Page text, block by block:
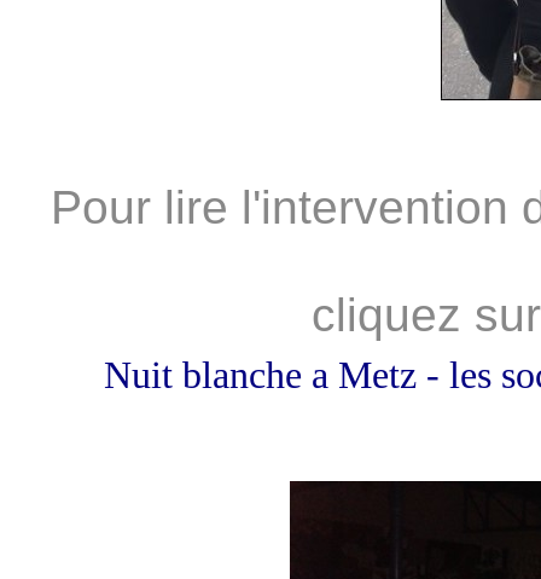
Pour lire l'intervention
cliquez
Nuit blanche a Metz - les